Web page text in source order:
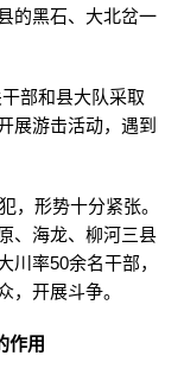
的黑石、大北岔一
部和县大队采取
展游击活动，遇到
，形势十分紧张。
、海龙、柳河三县
川率50余名干部，
，开展斗争。
作用